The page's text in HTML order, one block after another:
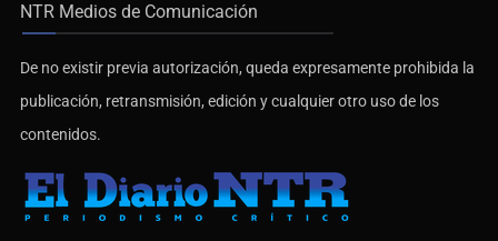
NTR Medios de Comunicación
De no existir previa autorización, queda expresamente prohibida la
publicación, retransmisión, edición y cualquier otro uso de los
contenidos.